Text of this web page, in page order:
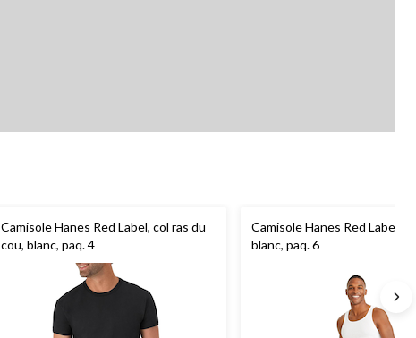
Camisole Hanes Red Label, col ras du
cou, blanc, paq. 4
Camisole Hanes Red Label,
blanc, paq. 6